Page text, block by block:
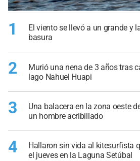
1
El viento se llevó a un grande y
basura
2
Murió una nena de 3 años tras
lago Nahuel Huapi
3
Una balacera en la zona oeste
un hombre acribillado
4
Hallaron sin vida al kitesurfista
el jueves en la Laguna Setúbal